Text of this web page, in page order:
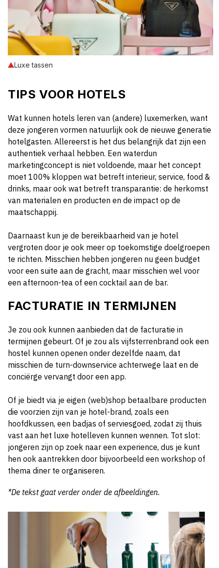
Luxe tassen
TIPS VOOR HOTELS
Wat kunnen hotels leren van (andere) luxemerken, want
deze jongeren vormen natuurlijk ook de nieuwe generatie
hotelgasten. Allereerst is het dus belangrijk dat zijn een
authentiek verhaal hebben. Een waterdun
marketingconcept is niet voldoende, maar het concept
moet 100% kloppen wat betreft interieur, service, food &
drinks, maar ook wat betreft transparantie: de herkomst
van materialen en producten en de impact op de
maatschappij.
Daarnaast kun je de bereikbaarheid van je hotel
vergroten door je ook meer op toekomstige doelgroepen
te richten. Misschien hebben jongeren nu geen budget
voor een suite aan de gracht, maar misschien wel voor
een afternoon-tea of een cocktail aan de bar.
FACTURATIE IN TERMIJNEN
Je zou ook kunnen aanbieden dat de facturatie in
termijnen gebeurt. Of je zou als vijfsterrenbrand ook een
hostel kunnen openen onder dezelfde naam, dat
misschien de turn-downservice achterwege laat en de
conciërge vervangt door een app.
Of je biedt via je eigen (web)shop betaalbare producten
die voorzien zijn van je hotel-brand, zoals een
hoofdkussen, een badjas of serviesgoed, zodat zij thuis
vast aan het luxe hotelleven kunnen wennen. Tot slot:
jongeren zijn op zoek naar een experience, dus je kunt
hen ook aantrekken door bijvoorbeeld een workshop of
thema diner te organiseren.
*De tekst gaat verder onder de afbeeldingen.